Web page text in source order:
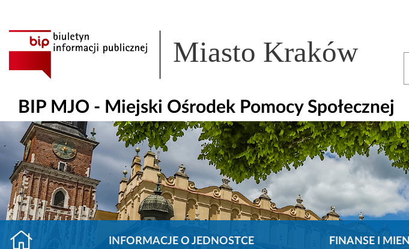
Miasto Kraków
BIP MJO - Miejski Ośrodek Pomocy Społecznej
INFORMACJE O JEDNOSTCE FINANSE I